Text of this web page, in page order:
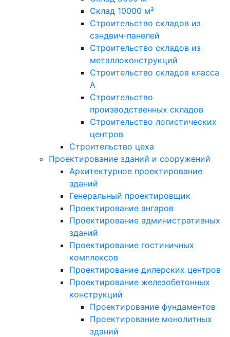
Склад 10000 м²
Строительство складов из
сэндвич-панелей
Строительство складов из
металлоконструкций
Строительство складов класса
А
Строительство
производственных складов
Строительство логистических
центров
Строительство цеха
Проектирование зданий и сооружений
Архитектурное проектирование
зданий
Генеральный проектировщик
Проектирование ангаров
Проектирование административных
зданий
Проектирование гостиничных
комплексов
Проектирование дилерских центров
Проектирование железобетонных
конструкций
Проектирование фундаментов
Проектирование монолитных
зданий